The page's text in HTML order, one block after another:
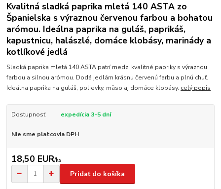
Kvalitná sladká paprika mletá 140 ASTA zo
Španielska s výraznou červenou farbou a bohatou
arómou. Ideálna paprika na guláš, paprikáš,
kapustnicu, halászlé, domáce klobásy, marinády a
kotlíkové jedlá
Sladká paprika mletá 140 ASTA patrí medzi kvalitné papriky s výraznou
farbou a silnou arómou. Dodá jedlám krásnu červenú farbu a plnú chuť.
Ideálna paprika na guláš, polievky, mäso aj domáce klobásy. celý popis
Dostupnosť expedícia 3-5 dní
Nie sme platcovia DPH
18,50 EUR/ks
Pridať do košíka